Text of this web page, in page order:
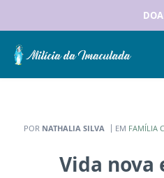
POR NATHALIA SILVA EM FAMÍLIA
Vida nova